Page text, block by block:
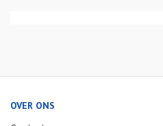
OVER ONS